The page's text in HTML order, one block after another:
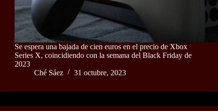
Se espera una bajada de cien euros en el precio de Xbox
Series X, coincidiendo con la semana del Black Friday de
2023
Ché Sáez
31 octubre, 2023